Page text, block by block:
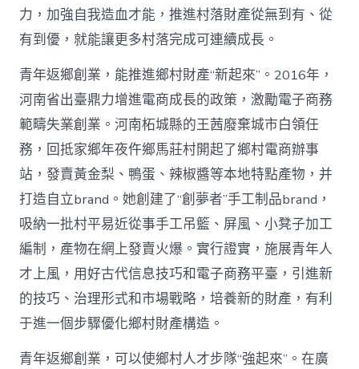
力，加強自我造血才能，推進村落財產從無到有、從
有到優，就能讓更多村落完成可連續成長。
青年返鄉創業，能推進鄉村財產“新起來”。2016年，
河南省出臺鼎力增進電商成長的政策，激勵電子商務
範疇失業創業。河南柘城縣的王茜廢棄城市白領任
務，回抵家鄉年夜仵鄉馬莊村開起了鄉村電商辦事
站，發賣黃金梨、鴨蛋、辣椒醬等本地特點產物，并
打造自立brand。她創建了“創夢者”手工制品brand，
吸納一批村平易近從事手工吊籃、屏風、小凳子加工
編制，產物在網上發賣火爆。實行證實，施展青年人
才上風，用好古代信息技巧和電子商務平臺，引進新
的技巧、治理形式和市場戰略，培養新的財產，有利
于進一個步驟優化鄉村財產構造。
青年返鄉創業，可以使鄉村人才步隊“強起來”。在廣